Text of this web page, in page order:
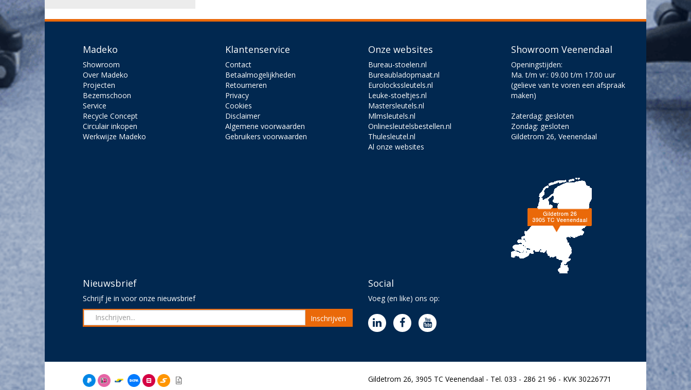
Madeko
Showroom
Over Madeko
Projecten
Bezemschoon
Service
Recycle Concept
Circulair inkopen
Werkwijze Madeko
Klantenservice
Contact
Betaalmogelijkheden
Retourneren
Privacy
Cookies
Disclaimer
Algemene voorwaarden
Gebruikers voorwaarden
Onze websites
Bureau-stoelen.nl
Bureaubladopmaat.nl
Eurolockssleutels.nl
Leuke-stoeltjes.nl
Mastersleutels.nl
Mlmsleutels.nl
Onlinesleutelsbestellen.nl
Thulesleutel.nl
Al onze websites
Showroom Veenendaal
Openingstijden:
Ma. t/m vr.: 09.00 t/m 17.00 uur
(gelieve van te voren een afspraak
maken)
Zaterdag: gesloten
Zondag: gesloten
Gildetrom 26, Veenendaal
Nieuwsbrief
Schrijf je in voor onze nieuwsbrief
Inschrijven
Social
Voeg (en like) ons op:
Gildetrom 26, 3905 TC Veenendaal - Tel. 033 - 286 21 96 - KVK 30226771